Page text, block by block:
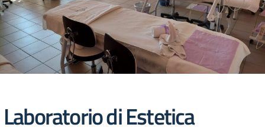
Laboratorio di Estetica